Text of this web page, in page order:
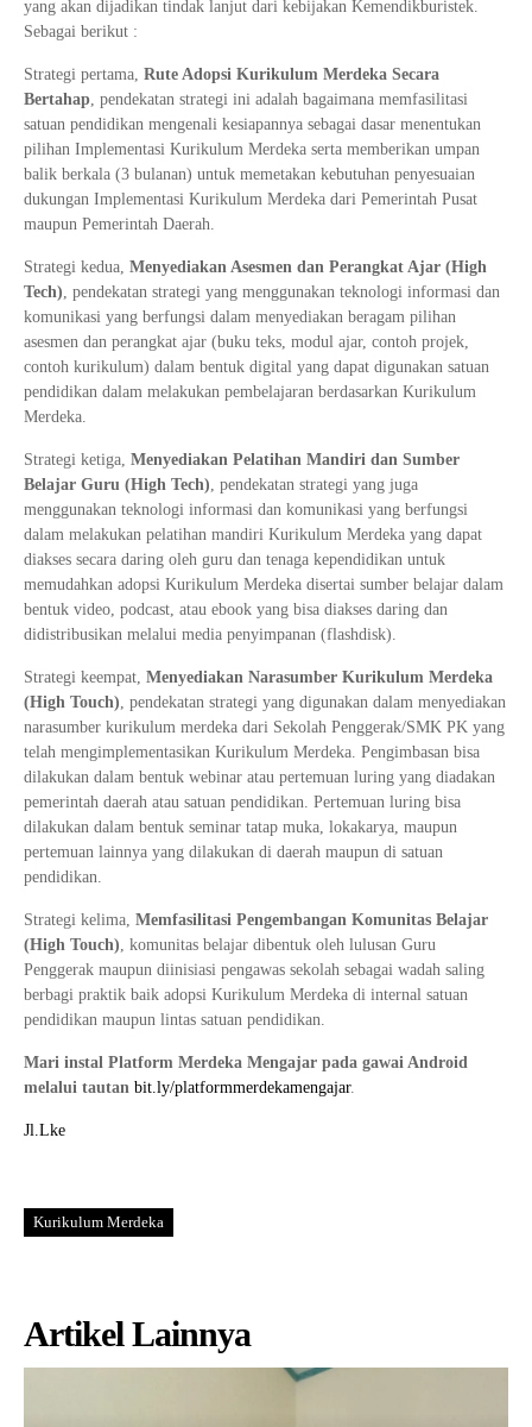
yang akan dijadikan tindak lanjut dari kebijakan Kemendikburistek.
Sebagai berikut :
Strategi pertama, Rute Adopsi Kurikulum Merdeka Secara
Bertahap, pendekatan strategi ini adalah bagaimana memfasilitasi
satuan pendidikan mengenali kesiapannya sebagai dasar menentukan
pilihan Implementasi Kurikulum Merdeka serta memberikan umpan
balik berkala (3 bulanan) untuk memetakan kebutuhan penyesuaian
dukungan Implementasi Kurikulum Merdeka dari Pemerintah Pusat
maupun Pemerintah Daerah.
Strategi kedua, Menyediakan Asesmen dan Perangkat Ajar (High
Tech), pendekatan strategi yang menggunakan teknologi informasi dan
komunikasi yang berfungsi dalam menyediakan beragam pilihan
asesmen dan perangkat ajar (buku teks, modul ajar, contoh projek,
contoh kurikulum) dalam bentuk digital yang dapat digunakan satuan
pendidikan dalam melakukan pembelajaran berdasarkan Kurikulum
Merdeka.
Strategi ketiga, Menyediakan Pelatihan Mandiri dan Sumber
Belajar Guru (High Tech), pendekatan strategi yang juga
menggunakan teknologi informasi dan komunikasi yang berfungsi
dalam melakukan pelatihan mandiri Kurikulum Merdeka yang dapat
diakses secara daring oleh guru dan tenaga kependidikan untuk
memudahkan adopsi Kurikulum Merdeka disertai sumber belajar dalam
bentuk video, podcast, atau ebook yang bisa diakses daring dan
didistribusikan melalui media penyimpanan (flashdisk).
Strategi keempat, Menyediakan Narasumber Kurikulum Merdeka
(High Touch), pendekatan strategi yang digunakan dalam menyediakan
narasumber kurikulum merdeka dari Sekolah Penggerak/SMK PK yang
telah mengimplementasikan Kurikulum Merdeka. Pengimbasan bisa
dilakukan dalam bentuk webinar atau pertemuan luring yang diadakan
pemerintah daerah atau satuan pendidikan. Pertemuan luring bisa
dilakukan dalam bentuk seminar tatap muka, lokakarya, maupun
pertemuan lainnya yang dilakukan di daerah maupun di satuan
pendidikan.
Strategi kelima, Memfasilitasi Pengembangan Komunitas Belajar
(High Touch), komunitas belajar dibentuk oleh lulusan Guru
Penggerak maupun diinisiasi pengawas sekolah sebagai wadah saling
berbagi praktik baik adopsi Kurikulum Merdeka di internal satuan
pendidikan maupun lintas satuan pendidikan.
Mari instal Platform Merdeka Mengajar pada gawai Android
melalui tautan bit.ly/platformmerdekamengajar.
Jl.Lke
Kurikulum Merdeka
Artikel Lainnya